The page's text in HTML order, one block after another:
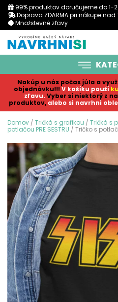
99% produktov doručujeme do 1-
Doprava ZDARMA pri nákupe nad
Množstevné zľavy
Nakúp u nás počas júla a
objednávku!!! V košíku použi
zľavu. Vyber si niektorý z
produktov, alebo si navrhni
Domov / Tričká s grafikou / Tričká s
potlačou PRE SESTRU / Tričko s